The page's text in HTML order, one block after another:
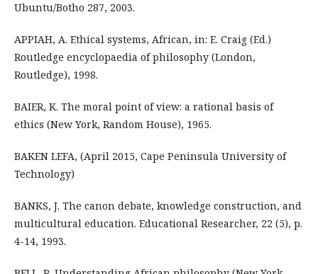
Ubuntu/Botho 287, 2003.
APPIAH, A. Ethical systems, African, in: E. Craig (Ed.)
Routledge encyclopaedia of philosophy (London,
Routledge), 1998.
BAIER, K. The moral point of view: a rational basis of
ethics (New York, Random House), 1965.
BAKEN LEFA, (April 2015, Cape Peninsula University of
Technology)
BANKS, J. The canon debate, knowledge construction, and
multicultural education. Educational Researcher, 22 (5), p.
4-14, 1993.